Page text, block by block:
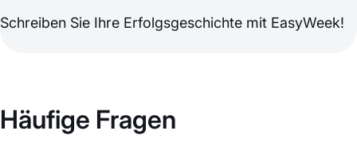
Schreiben Sie Ihre Erfolgsgeschichte mit EasyWeek!
Häufige Fragen